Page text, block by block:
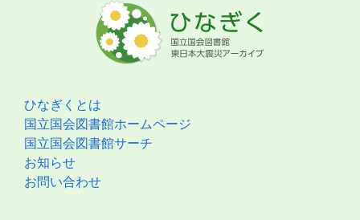
ひなぎくとは
国立国会図書館ホームページ
国立国会図書館サーチ
お知らせ
お問い合わせ